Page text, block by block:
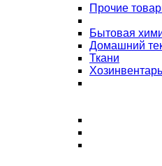
Прочие
Бытовая
Домашний
Ткани
Хозинвентарь